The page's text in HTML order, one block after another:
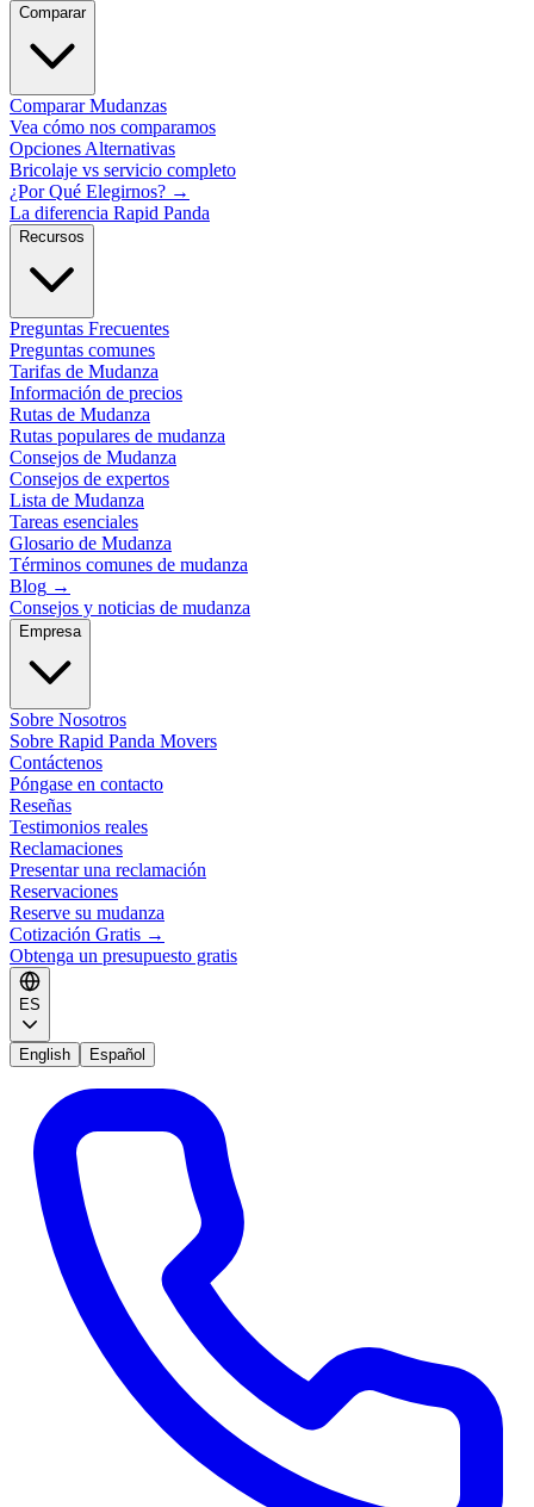
Comparar
Comparar Mudanzas
Vea cómo nos comparamos
Opciones Alternativas
Bricolaje vs servicio completo
¿Por Qué Elegirnos? →
La diferencia Rapid Panda
Recursos
Preguntas Frecuentes
Preguntas comunes
Tarifas de Mudanza
Información de precios
Rutas de Mudanza
Rutas populares de mudanza
Consejos de Mudanza
Consejos de expertos
Lista de Mudanza
Tareas esenciales
Glosario de Mudanza
Términos comunes de mudanza
Blog →
Consejos y noticias de mudanza
Empresa
Sobre Nosotros
Sobre Rapid Panda Movers
Contáctenos
Póngase en contacto
Reseñas
Testimonios reales
Reclamaciones
Presentar una reclamación
Reservaciones
Reserve su mudanza
Cotización Gratis →
Obtenga un presupuesto gratis
ES
English Español